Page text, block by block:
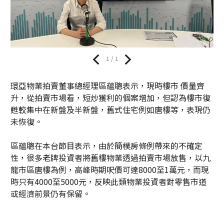
1 / 1
環亞物業拍賣董事總經理區蘊聰表示，現時樓市 價量齊
升，從拍賣市場看，短炒獲利的個案增加，但認為樓市復
甦較集中在新盤及半新盤，舊式住宅例如唐樓等，表現仍
未恢復。
區蘊聰在本台節目表示，由於簡樸房條例帶來的不確定
性，很多老牌投資者將舊樓物業透過拍賣市場放售，以九
龍市區唐樓為例，高峰時期呎價可達8000至1萬元，而現
時只有4000至5000元，反映此類物業投資者對零售市道
或經濟前景仍有保留。